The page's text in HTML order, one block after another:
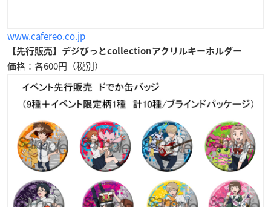
www.cafereo.co.jp
【先行販売】デジびっとcollectionアクリルキーホルダー
価格：各600円（税別）